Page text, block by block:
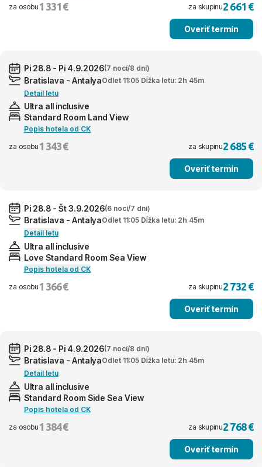
za osobu 1 331 € za skupinu2 661 €
Overiť termín
Pi 28.8 - Pi 4.9.2026(7 nocí/8 dní)
Bratislava - AntalyaOdlet 11:05 Dĺžka letu: 2h 45m
Detail letu
Ultra all inclusive
Standard Room Land View
Popis hotela od CK
za osobu 1 343 € za skupinu2 685 €
Overiť termín
Pi 28.8 - Št 3.9.2026(6 nocí/7 dní)
Bratislava - AntalyaOdlet 11:05 Dĺžka letu: 2h 45m
Detail letu
Ultra all inclusive
Love Standard Room Sea View
Popis hotela od CK
za osobu 1 366 € za skupinu2 732 €
Overiť termín
Pi 28.8 - Pi 4.9.2026(7 nocí/8 dní)
Bratislava - AntalyaOdlet 11:05 Dĺžka letu: 2h 45m
Detail letu
Ultra all inclusive
Standard Room Side Sea View
Popis hotela od CK
za osobu 1 384 € za skupinu2 768 €
Overiť termín